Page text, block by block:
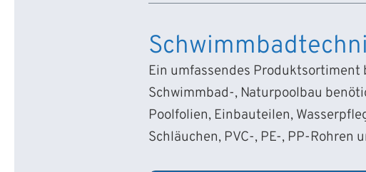
Ein umfassendes Produktsortiment
Schwimmbad-, Naturpoolbau
Poolfolien, Einbauteilen,
Schläuchen, PVC-, PE-, PP-Rohren